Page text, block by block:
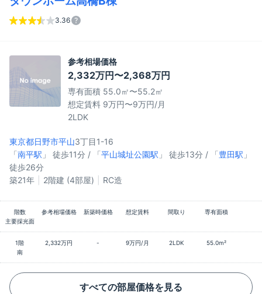
3.36
参考相場価格
2,332万円〜2,368万円
専有面積 55.0㎡〜55.2㎡
想定賃料 9万円〜9万円/月
2LDK
東京都日野市平山3丁目1-16
「南平駅 」 徒歩11分 / 「平山城址公園駅 」 徒歩13分 / 「豊田駅 」
徒歩26分
築21年
2階建 (4部屋) RC造
階数 参考相場価格 新築時価格 想定賃料 間取り
専有面積
主要採光面
1階 2,332万円 - 9万円/月 2LDK
55.0m²
南
すべての部屋価格を見る